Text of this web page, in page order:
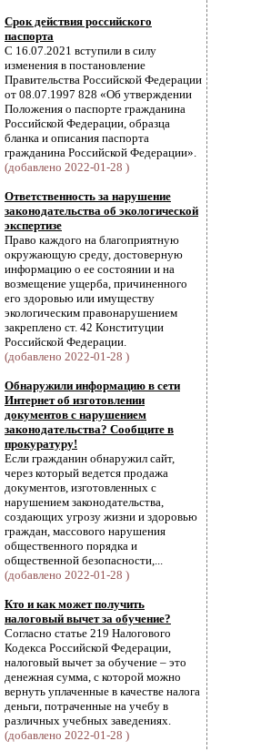
Срок действия российского
паспорта
С 16.07.2021 вступили в силу
изменения в постановление
Правительства Российской Федерации
от 08.07.1997 828 «Об утверждении
Положения о паспорте гражданина
Российской Федерации, образца
бланка и описания паспорта
гражданина Российской Федерации».
(добавлено 2022-01-28 )
Ответственность за нарушение
законодательства об экологической
экспертизе
Право каждого на благоприятную
окружающую среду, достоверную
информацию о ее состоянии и на
возмещение ущерба, причиненного
его здоровью или имуществу
экологическим правонарушением
закреплено ст. 42 Конституции
Российской Федерации.
(добавлено 2022-01-28 )
Обнаружили информацию в сети
Интернет об изготовлении
документов с нарушением
законодательства? Сообщите в
прокуратуру!
Если гражданин обнаружил сайт,
через который ведется продажа
документов, изготовленных с
нарушением законодательства,
создающих угрозу жизни и здоровью
граждан, массового нарушения
общественного порядка и
общественной безопасности,...
(добавлено 2022-01-28 )
Кто и как может получить
налоговый вычет за обучение?
Согласно статье 219 Налогового
Кодекса Российской Федерации,
налоговый вычет за обучение – это
денежная сумма, с которой можно
вернуть уплаченные в качестве налога
деньги, потраченные на учебу в
различных учебных заведениях.
(добавлено 2022-01-28 )